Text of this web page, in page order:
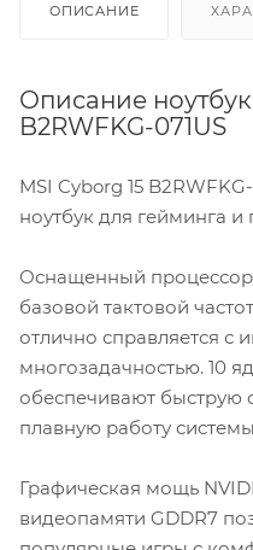
ОПИСАНИЕ
Описание
B2RWFKG-071US
MSI Cyborg 15
ноутбук для гейминга
Оснащенный
базовой тактовой
отлично справляется с
многозадачностью. 10
обеспечивают быструю
плавную работу
Графическая мощь
видеопамяти GDDR7